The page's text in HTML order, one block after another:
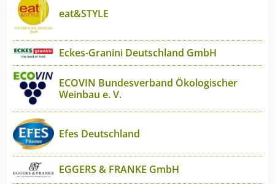
eat&STYLE
Eckes-Granini Deutschland GmbH
ECOVIN Bundesverband Ökologischer
Weinbau e. V.
Efes Deutschland
EGGERS & FRANKE GmbH